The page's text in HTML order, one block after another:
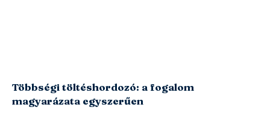
Többségi töltéshordozó: a fogalom
magyarázata egyszerűen